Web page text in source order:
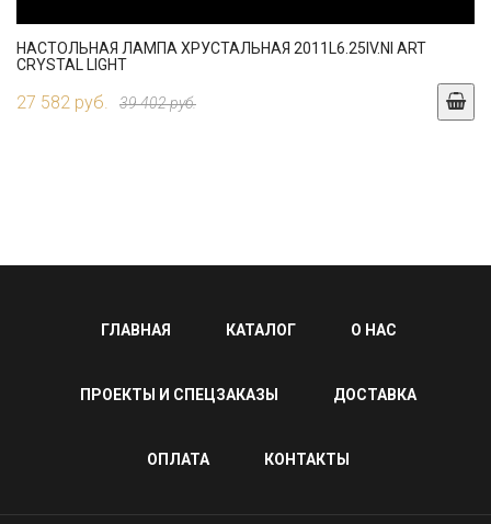
НАСТОЛЬНАЯ ЛАМПА ХРУСТАЛЬНАЯ 2011L6.25IV.NI ART
CRYSTAL LIGHT
27 582 руб. 39 402 руб.
ГЛАВНАЯ КАТАЛОГ О НАС
ПРОЕКТЫ И СПЕЦЗАКАЗЫ ДОСТАВКА
ОПЛАТА КОНТАКТЫ